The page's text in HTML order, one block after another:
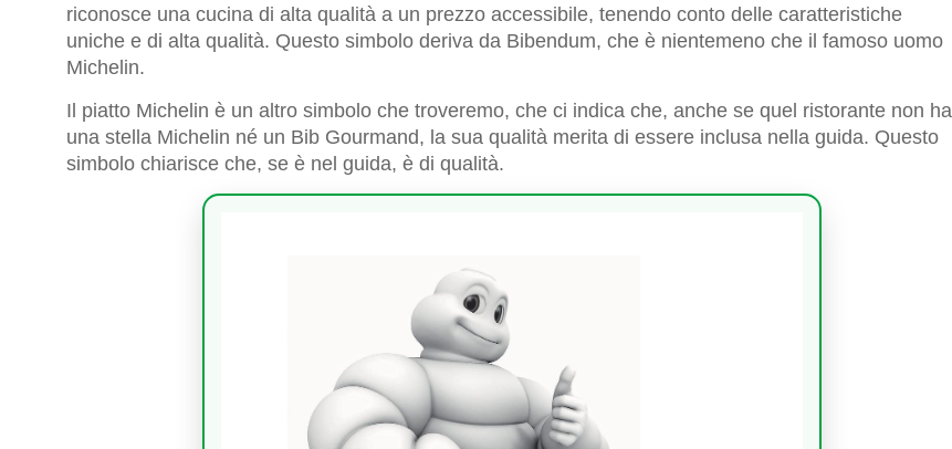
riconosce una cucina di alta qualità a un prezzo accessibile, tenendo conto delle caratteristiche
uniche e di alta qualità. Questo simbolo deriva da Bibendum, che è nientemeno che il famoso uomo
Michelin.
Il piatto Michelin è un altro simbolo che troveremo, che ci indica che, anche se quel ristorante non ha
una stella Michelin né un Bib Gourmand, la sua qualità merita di essere inclusa nella guida. Questo
simbolo chiarisce che, se è nel guida, è di qualità.